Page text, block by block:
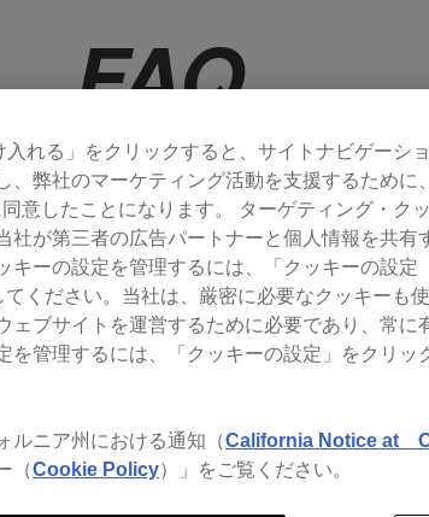
FAQ
よくあるお問い合わせをご覧いただけます。
ビス
ストリーミングサービスを
入れる」をクリックすると、サイトナビゲーシ
、弊社のマーケティング活動を支援するために
意したことになります。 ターゲティング・ク
社が第三者の広告パートナーと個人情報を共有
キーの設定を管理するには、「クッキーの設定
ください。当社は、厳密に必要なクッキーも
ェブサイトを運営するために必要であり、常に
を管理するには、「クッキーの設定」をクリッ
ルニア州における通知（California Notice at
（Cookie Policy）」をご覧ください。